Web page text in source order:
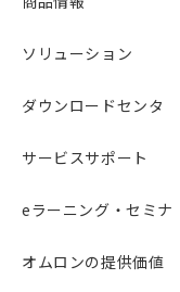
ソリューション
ダウンロードセンタ
サービスサポート
eラーニング・セミナ
オムロンの提供価値